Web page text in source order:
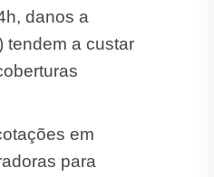
danos a
tendem a custar
em
para